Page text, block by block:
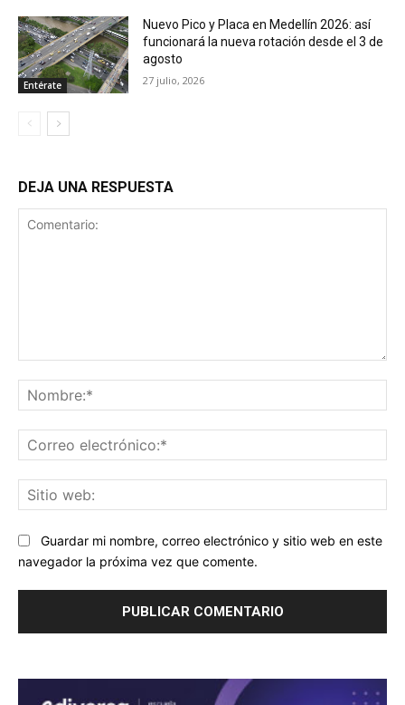
Entérate
Nuevo Pico y Placa en Medellín 2026: así
funcionará la nueva rotación desde el 3 de
agosto
27 julio, 2026
DEJA UNA RESPUESTA
Guardar mi nombre, correo electrónico y sitio web en este
navegador la próxima vez que comente.